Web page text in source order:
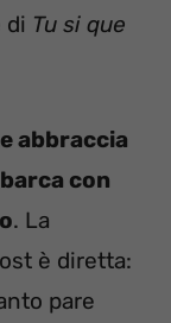
di Tu si que
abbraccia
con
. La
è diretta:
pare